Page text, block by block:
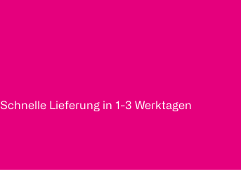
Schnelle Lieferung in 1-3 Werktagen